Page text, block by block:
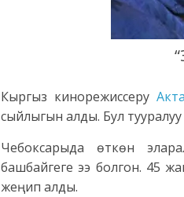
Кыргыз кинорежиссеру
сыйлыгын алды. Бул
Чебоксарыда өткөн
башбайгеге ээ болгон. 45
жеңип алды.